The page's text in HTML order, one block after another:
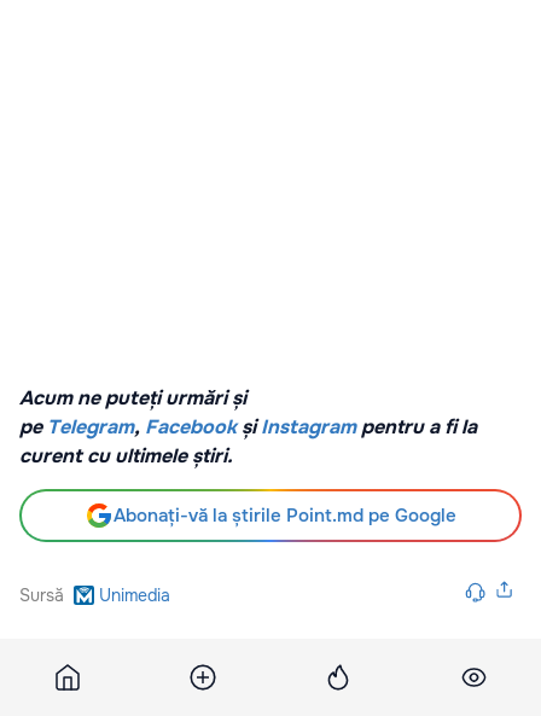
Acum ne puteți urmări și
pe Telegram, Facebook șiInstagrampentru a fi la
curent cu ultimele știri.
Abonați-vă la știrile Point.md pe Google
Sursă Unimedia